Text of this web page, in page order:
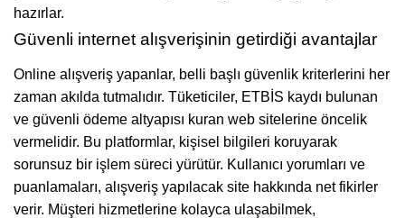
hazırlar.
Güvenli internet alışverişinin getirdiği avantajlar
Online alışveriş yapanlar, belli başlı güvenlik kriterlerini her
zaman akılda tutmalıdır. Tüketiciler, ETBİS kaydı bulunan
ve güvenli ödeme altyapısı kuran web sitelerine öncelik
vermelidir. Bu platformlar, kişisel bilgileri koruyarak
sorunsuz bir işlem süreci yürütür. Kullanıcı yorumları ve
puanlamaları, alışveriş yapılacak site hakkında net fikirler
verir. Müşteri hizmetlerine kolayca ulaşabilmek,